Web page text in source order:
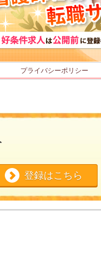
プライバシーポリシー
登録はこちら